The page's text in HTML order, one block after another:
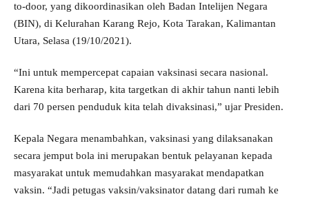
to-door, yang dikoordinasikan oleh Badan Intelijen Negara
(BIN), di Kelurahan Karang Rejo, Kota Tarakan, Kalimantan
Utara, Selasa (19/10/2021).
“Ini untuk mempercepat capaian vaksinasi secara nasional.
Karena kita berharap, kita targetkan di akhir tahun nanti lebih
dari 70 persen penduduk kita telah divaksinasi,” ujar Presiden.
Kepala Negara menambahkan, vaksinasi yang dilaksanakan
secara jemput bola ini merupakan bentuk pelayanan kepada
masyarakat untuk memudahkan masyarakat mendapatkan
vaksin. “Jadi petugas vaksin/vaksinator datang dari rumah ke